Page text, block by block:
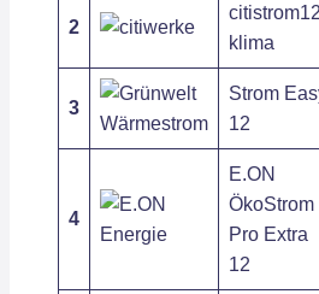
2
citistrom12
klima
3
Strom
12
4
E.ON
ÖkoStrom
Pro Extra
12